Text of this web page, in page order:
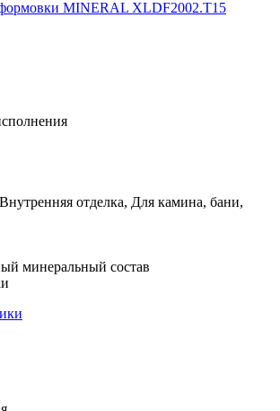
отделка, Для камина, бани,
минеральный состав